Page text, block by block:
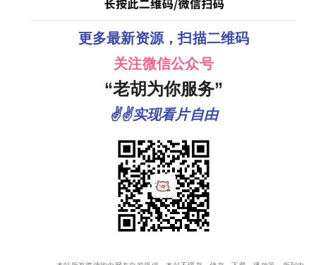
更多最新资源，扫描二维码
关注微信公众号
“老胡为你服务”
✌✌实现看片自由